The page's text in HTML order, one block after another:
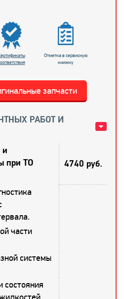
Отметка в сервисную
книжку
запчасти
РАБОТ И
и
при ТО
4740 руб.
части
системы
состояния